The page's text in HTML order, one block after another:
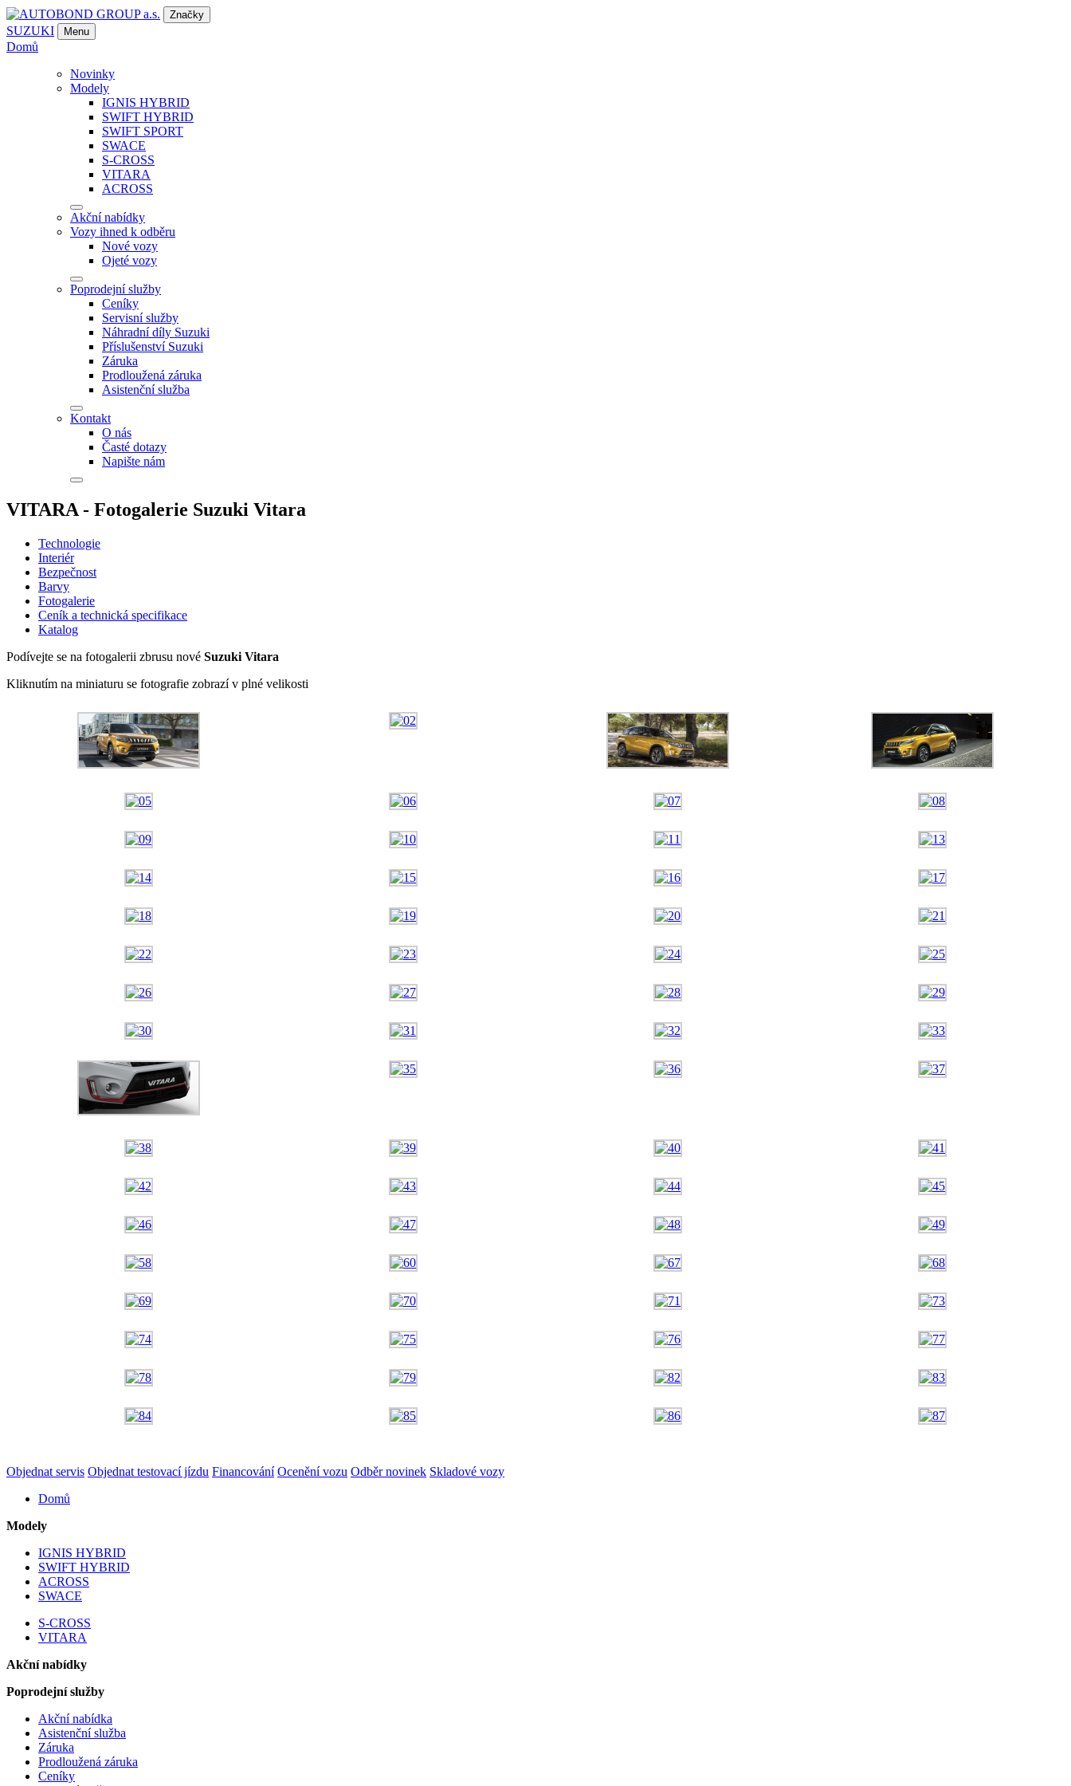
Značky
SUZUKI Menu
Domů
Novinky
Modely
IGNIS HYBRID
SWIFT HYBRID
SWIFT SPORT
SWACE
S-CROSS
VITARA
ACROSS
Akční nabídky
Vozy ihned k odběru
Nové vozy
Ojeté vozy
Poprodejní služby
Ceníky
Servisní služby
Náhradní díly Suzuki
Příslušenství Suzuki
Záruka
Prodloužená záruka
Asistenční služba
Kontakt
O nás
Časté dotazy
Napište nám
VITARA - Fotogalerie Suzuki Vitara
Technologie
Interiér
Bezpečnost
Barvy
Fotogalerie
Ceník a technická specifikace
Katalog
Podívejte se na fotogalerii zbrusu nové Suzuki Vitara
Kliknutím na miniaturu se fotografie zobrazí v plné velikosti
Objednat servis Objednat testovací jízdu Financování Ocenění vozu Odběr novinek Skladové vozy
Domů
Modely
IGNIS HYBRID
SWIFT HYBRID
ACROSS
SWACE
S-CROSS
VITARA
Akční nabídky
Poprodejní služby
Akční nabídka
Asistenční služba
Záruka
Prodloužená záruka
Ceníky